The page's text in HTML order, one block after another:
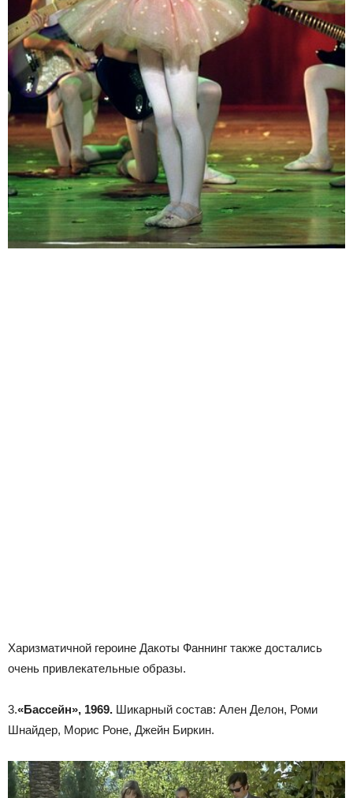
Харизматичной героине Дакоты Фаннинг также достались
очень привлекательные образы.
3.«Бассейн», 1969. Шикарный состав: Ален Делон, Роми
Шнайдер, Морис Роне, Джейн Биркин.